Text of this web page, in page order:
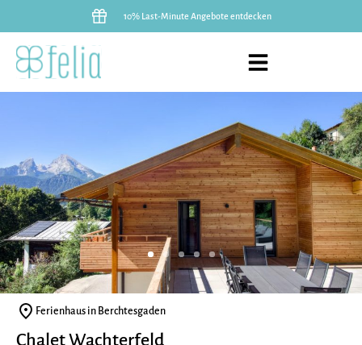
10% Last-Minute Angebote entdecken
Ferienhaus in Berchtesgaden
Chalet Wachterfeld